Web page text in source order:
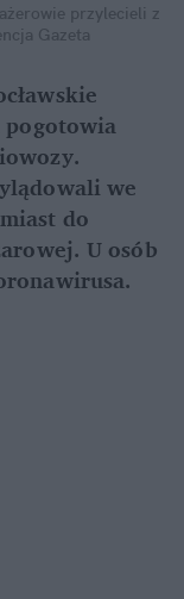
przylecieli z
Gazeta
we
do
U osób